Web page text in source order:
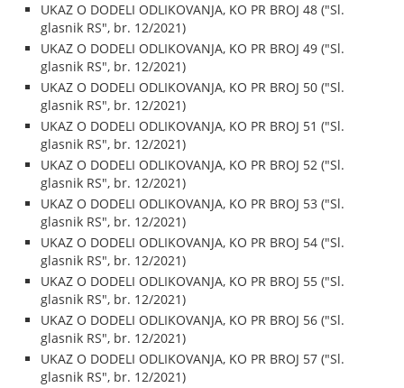
UKAZ O DODELI ODLIKOVANJA, KO PR BROJ 48 ("Sl.
glasnik RS", br. 12/2021)
UKAZ O DODELI ODLIKOVANJA, KO PR BROJ 49 ("Sl.
glasnik RS", br. 12/2021)
UKAZ O DODELI ODLIKOVANJA, KO PR BROJ 50 ("Sl.
glasnik RS", br. 12/2021)
UKAZ O DODELI ODLIKOVANJA, KO PR BROJ 51 ("Sl.
glasnik RS", br. 12/2021)
UKAZ O DODELI ODLIKOVANJA, KO PR BROJ 52 ("Sl.
glasnik RS", br. 12/2021)
UKAZ O DODELI ODLIKOVANJA, KO PR BROJ 53 ("Sl.
glasnik RS", br. 12/2021)
UKAZ O DODELI ODLIKOVANJA, KO PR BROJ 54 ("Sl.
glasnik RS", br. 12/2021)
UKAZ O DODELI ODLIKOVANJA, KO PR BROJ 55 ("Sl.
glasnik RS", br. 12/2021)
UKAZ O DODELI ODLIKOVANJA, KO PR BROJ 56 ("Sl.
glasnik RS", br. 12/2021)
UKAZ O DODELI ODLIKOVANJA, KO PR BROJ 57 ("Sl.
glasnik RS", br. 12/2021)